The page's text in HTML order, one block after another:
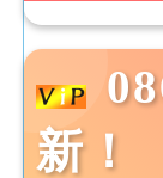
新！